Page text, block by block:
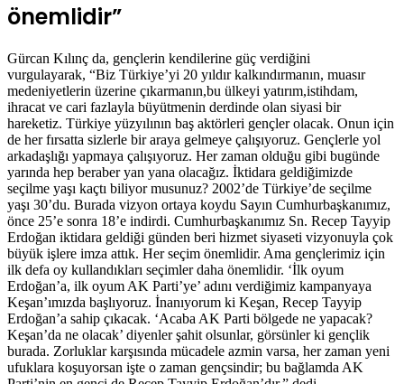
önemlidir”
Gürcan Kılınç da, gençlerin kendilerine güç verdiğini
vurgulayarak, “Biz Türkiye’yi 20 yıldır kalkındırmanın, muasır
medeniyetlerin üzerine çıkarmanın,bu ülkeyi yatırım,istihdam,
ihracat ve cari fazlayla büyütmenin derdinde olan siyasi bir
hareketiz. Türkiye yüzyılının baş aktörleri gençler olacak. Onun için
de her fırsatta sizlerle bir araya gelmeye çalışıyoruz. Gençlerle yol
arkadaşlığı yapmaya çalışıyoruz. Her zaman olduğu gibi bugünde
yarında hep beraber yan yana olacağız. İktidara geldiğimizde
seçilme yaşı kaçtı biliyor musunuz? 2002’de Türkiye’de seçilme
yaşı 30’du. Burada vizyon ortaya koydu Sayın Cumhurbaşkanımız,
önce 25’e sonra 18’e indirdi. Cumhurbaşkanımız Sn. Recep Tayyip
Erdoğan iktidara geldiği günden beri hizmet siyaseti vizyonuyla çok
büyük işlere imza attık. Her seçim önemlidir. Ama gençlerimiz için
ilk defa oy kullandıkları seçimler daha önemlidir. ‘İlk oyum
Erdoğan’a, ilk oyum AK Parti’ye’ adını verdiğimiz kampanyaya
Keşan’ımızda başlıyoruz. İnanıyorum ki Keşan, Recep Tayyip
Erdoğan’a sahip çıkacak. ‘Acaba AK Parti bölgede ne yapacak?
Keşan’da ne olacak’ diyenler şahit olsunlar, görsünler ki gençlik
burada. Zorluklar karşısında mücadele azmin varsa, her zaman yeni
ufuklara koşuyorsan işte o zaman gençsindir; bu bağlamda AK